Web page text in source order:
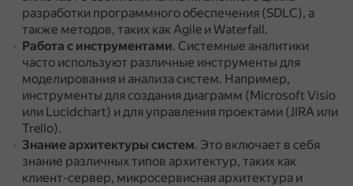
разработки программного обеспечения (SDLC), а
также методов, таких как Agile и Waterfall.
Работа с инструментами. Системные аналитики
часто используют различные инструменты для
моделирования и анализа систем. Например,
инструменты для создания диаграмм (Microsoft Visio
или Lucidchart) и для управления проектами (JIRA или
Trello).
Знание архитектуры систем. Это включает в себя
знание различных типов архитектур, таких как
клиент-сервер, микросервисная архитектура и